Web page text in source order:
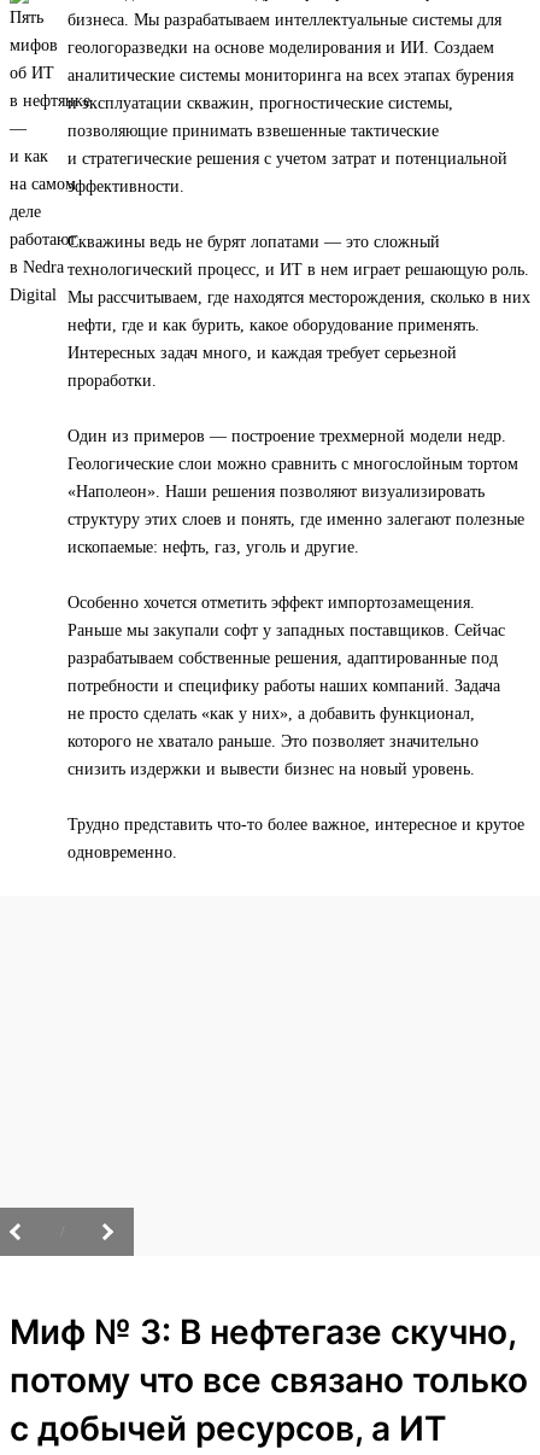
бизнеса. Мы разрабатываем интеллектуальные системы для
геологоразведки на основе моделирования и ИИ. Создаем
аналитические системы мониторинга на всех этапах бурения
и эксплуатации скважин, прогностические системы,
позволяющие принимать взвешенные тактические
и стратегические решения с учетом затрат и потенциальной
эффективности.
Скважины ведь не бурят лопатами — это сложный
технологический процесс, и ИТ в нем играет решающую роль.
Мы рассчитываем, где находятся месторождения, сколько в них
нефти, где и как бурить, какое оборудование применять.
Интересных задач много, и каждая требует серьезной
проработки.
Один из примеров — построение трехмерной модели недр.
Геологические слои можно сравнить с многослойным тортом
«Наполеон». Наши решения позволяют визуализировать
структуру этих слоев и понять, где именно залегают полезные
ископаемые: нефть, газ, уголь и другие.
Особенно хочется отметить эффект импортозамещения.
Раньше мы закупали софт у западных поставщиков. Сейчас
разрабатываем собственные решения, адаптированные под
потребности и специфику работы наших компаний. Задача
не просто сделать «как у них», а добавить функционал,
которого не хватало раньше. Это позволяет значительно
снизить издержки и вывести бизнес на новый уровень.
Трудно представить что-то более важное, интересное и крутое
одновременно.
Миф № 3: В нефтегазе скучно,
потому что все связано только
с добычей ресурсов, а ИТ